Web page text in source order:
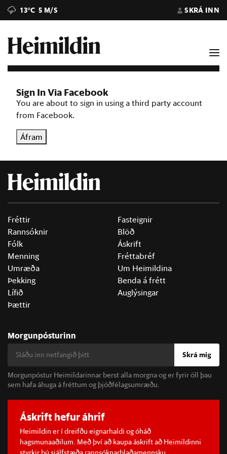
13°C 5 M/S SKRÁ INN
Sign In Via Facebook
You are about to sign in using a third party account
from Facebook.
Áfram
Fréttir
Rannsóknir
Fólk
Menning
Umræða
Þekking
Lífið
Þættir
Fasteignir
Blöð
Áskrift
Fréttabréf
Um Heimildina
Benda á frétt
Auglýsingar
Morgunpósturinn
Skrá mig
Morgunpóstur Heimildarinnar berst alla morgna og er fyrir öll þau
sem hafa áhuga á fréttum og þjóðfélagsumræðu.
Áskrift hefur áhrif
Heimildin er í dreifðu eignarhaldi og óháð
hagsmunaaðilum. Með því að kaupa áskrift að Heimildinni